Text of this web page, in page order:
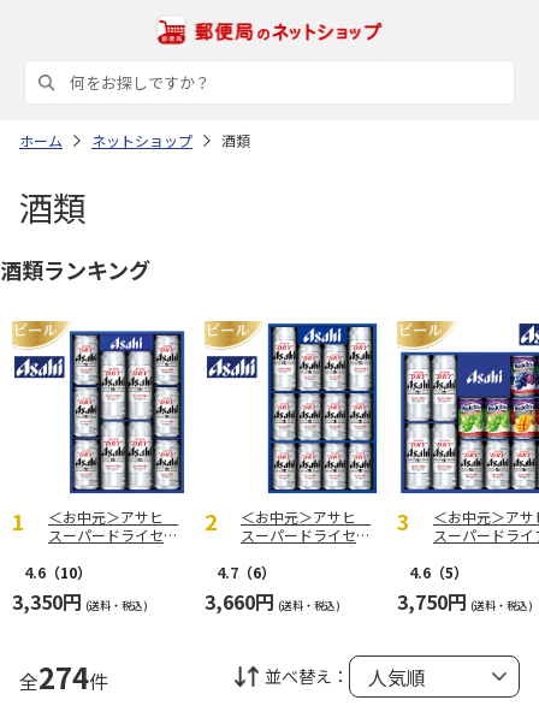
ホーム ネットショップ 酒類
酒類
酒類ランキング
＜お中元＞アサヒ
スーパードライセッ
4.6 （10）
3,350円 (送料・税込)
＜お中元＞アサヒ
スーパードライセッ
4.7 （6）
3,660円 (送料・税込)
＜お中元＞ア
スーパードライ
4.6 （5）
3,750円 (送料・税込)
全274件 並べ替え：